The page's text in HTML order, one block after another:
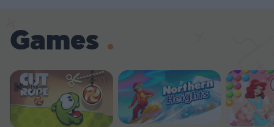
Games